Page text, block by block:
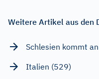
Weitere Artikel aus den
Schlesien kommt
Italien (529)